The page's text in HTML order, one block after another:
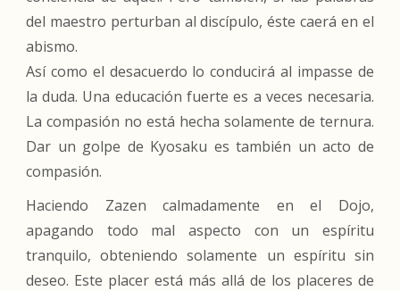
del maestro perturban al discípulo, éste caerá en el
abismo.
Así como el desacuerdo lo conducirá al impasse de
la duda. Una educación fuerte es a veces necesaria.
La compasión no está hecha solamente de ternura.
Dar un golpe de Kyosaku es también un acto de
compasión.
Haciendo Zazen calmadamente en el Dojo,
apagando todo mal aspecto con un espíritu
tranquilo, obteniendo solamente un espíritu sin
deseo. Este placer está más allá de los placeres de